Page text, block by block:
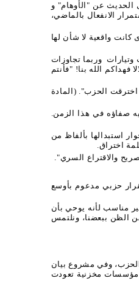
الحديث عن "الأوهام" و
الانفعال بالماضي،
جهة أخرى كانت واقعية لا شأن لها
وتيارات وربما تجاوزات
الله بنا! "فأنتم
الحزب". (المادة
صفاؤه في هذا الزمن.
استبدالها بألفاظ من
والاقتراع السري".
حزبي مدعوم بأوسع
(المادة 57. ص 40). فالجمع بين "بعضنا" و"خصومنا" غير مناسب لأنه يوحي بأن
الظن ببعضنا، ونلتمس
وفي مشروع بيان
مؤسسات مخزنية تعودت